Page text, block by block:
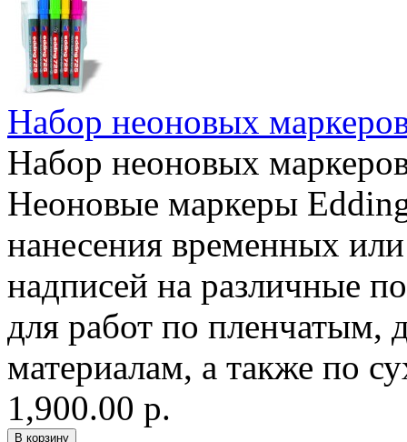
Набор неоновых
Набор неоновых
Неоновые маркеры
нанесения временных
надписей на различные
для работ по
материалам, а также по
1,900.00 р.